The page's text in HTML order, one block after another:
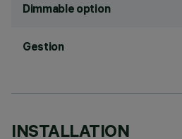
Dimmable option
Gestion
INSTALLATION